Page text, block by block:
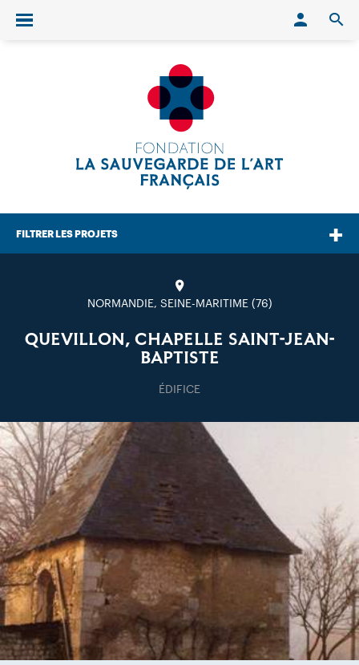
Ouvrir/fermer le menu
FILTRER LES PROJETS
NORMANDIE, SEINE-MARITIME (76)
QUEVILLON, CHAPELLE SAINT-JEAN-
BAPTISTE
ÉDIFICE